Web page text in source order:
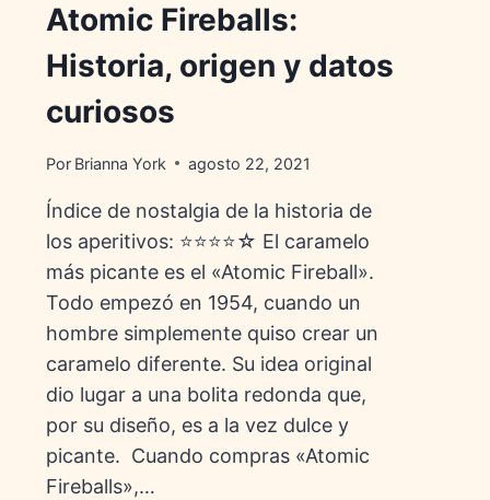
Atomic Fireballs:
Historia, origen y datos
curiosos
Por Brianna York agosto 22, 2021
Índice de nostalgia de la historia de
los aperitivos: ⭐⭐⭐⭐☆ El caramelo
más picante es el «Atomic Fireball».
Todo empezó en 1954, cuando un
hombre simplemente quiso crear un
caramelo diferente. Su idea original
dio lugar a una bolita redonda que,
por su diseño, es a la vez dulce y
picante. Cuando compras «Atomic
Fireballs»,…